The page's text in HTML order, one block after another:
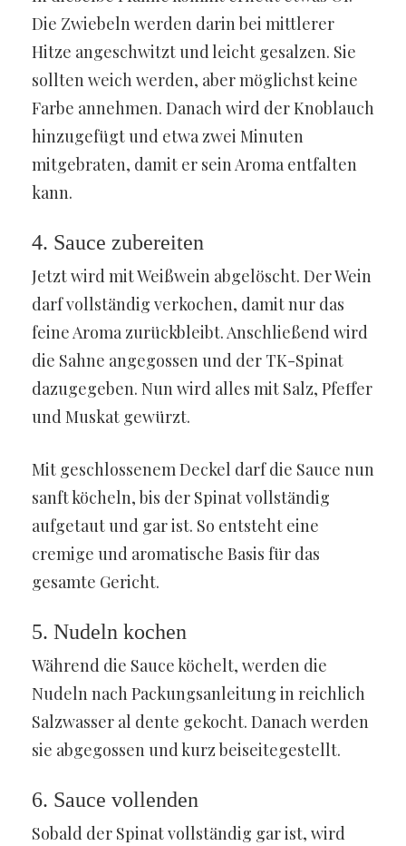
Die Zwiebeln werden darin bei mittlerer
Hitze angeschwitzt und leicht gesalzen. Sie
sollten weich werden, aber möglichst keine
Farbe annehmen. Danach wird der Knoblauch
hinzugefügt und etwa zwei Minuten
mitgebraten, damit er sein Aroma entfalten
kann.
4. Sauce zubereiten
Jetzt wird mit Weißwein abgelöscht. Der Wein
darf vollständig verkochen, damit nur das
feine Aroma zurückbleibt. Anschließend wird
die Sahne angegossen und der TK-Spinat
dazugegeben. Nun wird alles mit Salz, Pfeffer
und Muskat gewürzt.
Mit geschlossenem Deckel darf die Sauce nun
sanft köcheln, bis der Spinat vollständig
aufgetaut und gar ist. So entsteht eine
cremige und aromatische Basis für das
gesamte Gericht.
5. Nudeln kochen
Während die Sauce köchelt, werden die
Nudeln nach Packungsanleitung in reichlich
Salzwasser al dente gekocht. Danach werden
sie abgegossen und kurz beiseitegestellt.
6. Sauce vollenden
Sobald der Spinat vollständig gar ist, wird